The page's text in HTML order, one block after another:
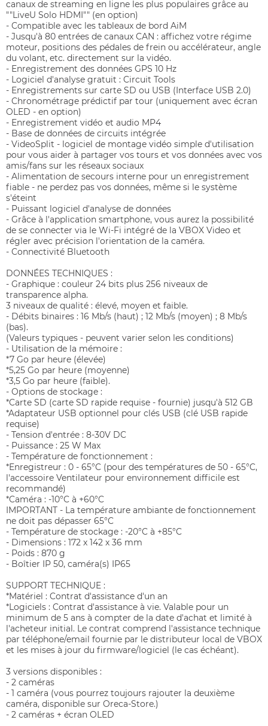
canaux de streaming en ligne les plus populaires grâce au
""LiveU Solo HDMI"" (en option)
- Compatible avec les tableaux de bord AiM
- Jusqu'à 80 entrées de canaux CAN : affichez votre régime
moteur, positions des pédales de frein ou accélérateur, angle
du volant, etc. directement sur la vidéo.
- Enregistrement des données GPS 10 Hz
- Logiciel d'analyse gratuit : Circuit Tools
- Enregistrements sur carte SD ou USB (Interface USB 2.0)
- Chronométrage prédictif par tour (uniquement avec écran
OLED - en option)
- Enregistrement vidéo et audio MP4
- Base de données de circuits intégrée
- VideoSplit - logiciel de montage vidéo simple d'utilisation
pour vous aider à partager vos tours et vos données avec vos
amis/fans sur les réseaux sociaux
- Alimentation de secours interne pour un enregistrement
fiable - ne perdez pas vos données, même si le système
s'éteint
- Puissant logiciel d'analyse de données
- Grâce à l'application smartphone, vous aurez la possibilité
de se connecter via le Wi-Fi intégré de la VBOX Video et
régler avec précision l'orientation de la caméra.
- Connectivité Bluetooth
DONNÉES TECHNIQUES :
- Graphique : couleur 24 bits plus 256 niveaux de
transparence alpha.
3 niveaux de qualité : élevé, moyen et faible.
- Débits binaires : 16 Mb/s (haut) ; 12 Mb/s (moyen) ; 8 Mb/s
(bas).
(Valeurs typiques - peuvent varier selon les conditions)
- Utilisation de la mémoire :
*7 Go par heure (élevée)
*5,25 Go par heure (moyenne)
*3,5 Go par heure (faible).
- Options de stockage :
*Carte SD (carte SD rapide requise - fournie) jusqu'à 512 GB
*Adaptateur USB optionnel pour clés USB (clé USB rapide
requise)
- Tension d'entrée : 8-30V DC
- Puissance : 25 W Max
- Température de fonctionnement :
*Enregistreur : 0 - 65°C (pour des températures de 50 - 65°C,
l'accessoire Ventilateur pour environnement difficile est
recommandé)
*Caméra : -10°C à +60°C
IMPORTANT - La température ambiante de fonctionnement
ne doit pas dépasser 65°C
- Température de stockage : -20°C à +85°C
- Dimensions : 172 x 142 x 36 mm
- Poids : 870 g
- Boîtier IP 50, caméra(s) IP65
SUPPORT TECHNIQUE :
*Matériel : Contrat d'assistance d'un an
*Logiciels : Contrat d'assistance à vie. Valable pour un
minimum de 5 ans à compter de la date d'achat et limité à
l'acheteur initial. Le contrat comprend l'assistance technique
par téléphone/email fournie par le distributeur local de VBOX
et les mises à jour du firmware/logiciel (le cas échéant).
3 versions disponibles :
- 2 caméras
- 1 caméra (vous pourrez toujours rajouter la deuxième
caméra, disponible sur Oreca-Store.)
- 2 caméras + écran OLED